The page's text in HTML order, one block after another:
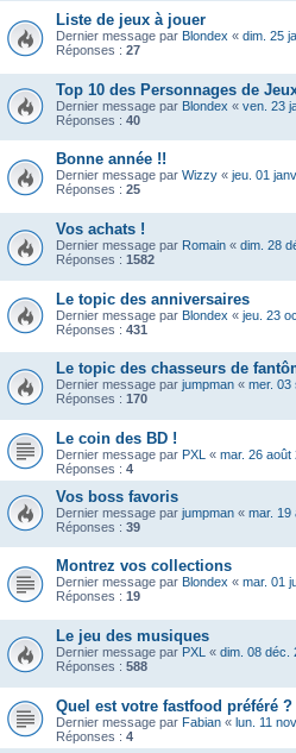
Liste de jeux à jouer
Dernier message par Blondex « dim. 25
Réponses : 27
Top 10 des Personnages de
Dernier message par Blondex « ven. 23
Réponses : 40
Bonne année !!
Dernier message par Wizzy « jeu. 01
Réponses : 25
Vos achats !
Dernier message par Romain « dim. 28
Réponses : 1582
Le topic des anniversaires
Dernier message par Blondex « jeu. 23
Réponses : 431
Le topic des chasseurs de
Dernier message par jumpman « mer. 03
Réponses : 170
Le coin des BD !
Dernier message par PXL « mar. 26 août
Réponses : 4
Vos boss favoris
Dernier message par jumpman « mar. 19
Réponses : 39
Montrez vos collections
Dernier message par Blondex « mar. 01
Réponses : 19
Le jeu des musiques
Dernier message par PXL « dim. 08 déc.
Réponses : 588
Quel est votre fastfood préféré ?
Dernier message par Fabian « lun. 11
Réponses : 4